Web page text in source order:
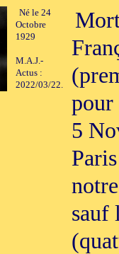
Né le 24
Octobre
1929
M.A.J.-
Actus :
2022/03/22.
pour
5
sauf